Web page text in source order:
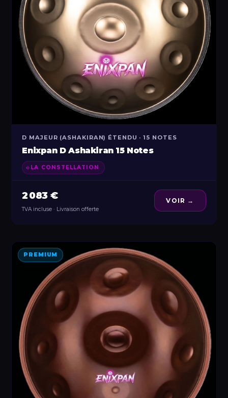
D MAJEUR (ASHAKIRAN) ÉTENDU · 15 NOTES
Enixpan D Ashakiran 15 Notes
LA CONSTELLATION
2 083 €
TVA incluse · Livraison offerte
VOIR →
PREMIUM